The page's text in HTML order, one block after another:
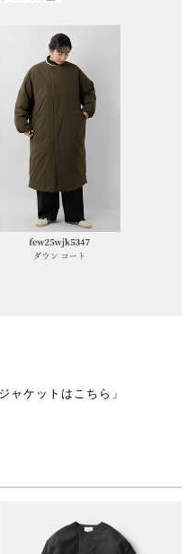
ケットはこちら」